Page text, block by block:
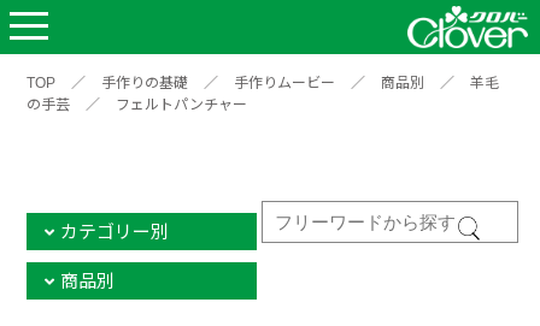
TOP ／ 手作りの基礎 ／ 手作りムービー ／ 商品別 ／
羊毛
の手芸
／ フェルトパンチャー
カテゴリー別
商品別